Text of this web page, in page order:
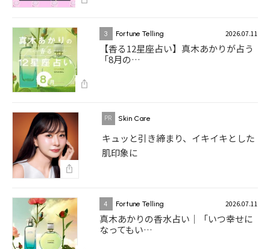
3 Fortune Telling 2026.07.11
【香る12星座占い】真木あかりが占う
「8月の…
Skin Care
キュッと引き締まり、イキイキとした
肌印象に
4 Fortune Telling 2026.07.11
真木あかりの香水占い｜「いつ幸せに
なってもい…